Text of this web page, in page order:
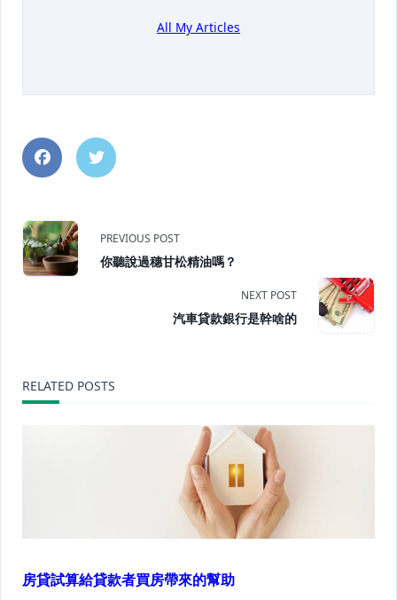
All My Articles
<span
class="nav-
reader-
text">Page</span>
PREVIOUS POST
你聽說過穗甘松精油嗎？
NEXT POST
汽車貸款銀行是幹啥的
RELATED POSTS
房貸試算給貸款者買房帶來的幫助